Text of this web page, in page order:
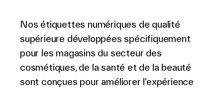
Nos étiquettes numériques de qualité
supérieure développées spécifiquement
pour les magasins du secteur des
cosmétiques, de la santé et de la beauté
sont conçues pour améliorer l’expérience